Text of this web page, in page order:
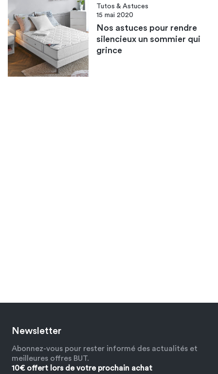
Tutos & Astuces
15 mai 2020
Nos astuces pour rendre
silencieux un sommier qui
grince
Newsletter
Abonnez-vous pour rester informé des actualités et
meilleures offres BUT.
10€ offert lors de votre prochain achat